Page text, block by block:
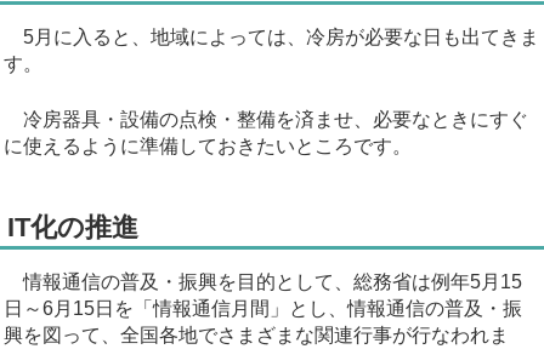
5月に入ると、地域によっては、冷房が必要な日も出てきま
す。
冷房器具・設備の点検・整備を済ませ、必要なときにすぐ
に使えるように準備しておきたいところです。
IT化の推進
情報通信の普及・振興を目的として、総務省は例年5月15
日～6月15日を「情報通信月間」とし、情報通信の普及・振
興を図って、全国各地でさまざまな関連行事が行なわれま